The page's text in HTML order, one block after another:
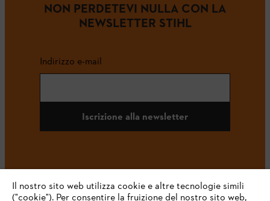
NON PERDETEVI NULLA CON LA
NEWSLETTER STIHL
Indirizzo e-mail
Iscrizione alla newsletter
#STIHL
Il nostro sito web utilizza cookie e altre tecnologie simili
("cookie"). Per consentire la fruizione del nostro sito web,